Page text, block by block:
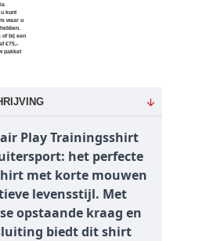
u kunt
waar u
of bij een
€75,-
pakket
Play Trainingsshirt
het perfecte
met korte mouwen
levensstijl. Met
opstaande kraag en
biedt dit shirt